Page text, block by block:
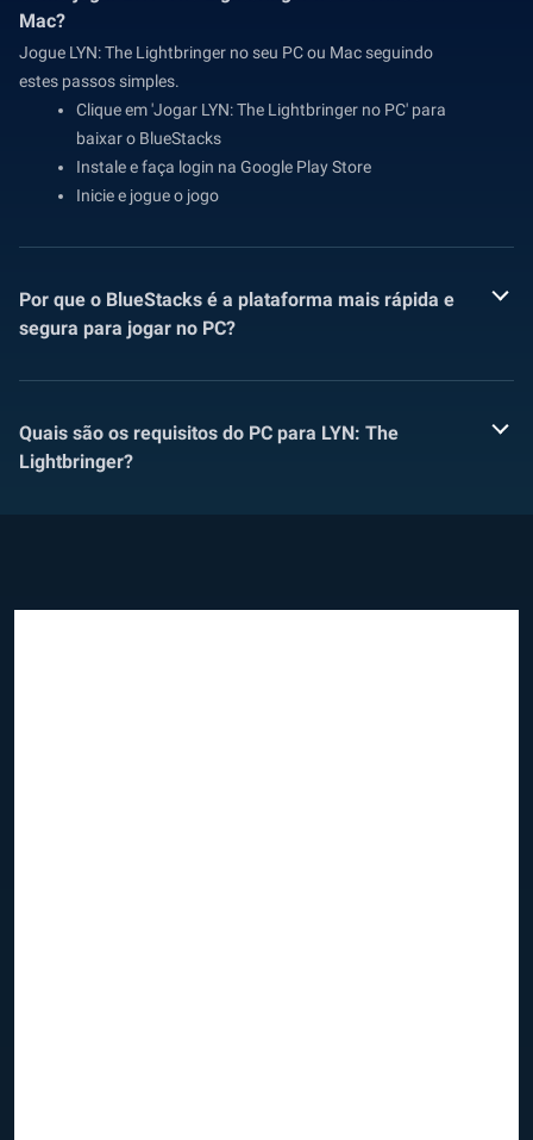
Mac?
Jogue LYN: The Lightbringer no seu PC ou Mac seguindo
estes passos simples.
Clique em 'Jogar LYN: The Lightbringer no PC' para
baixar o BlueStacks
Instale e faça login na Google Play Store
Inicie e jogue o jogo
Por que o BlueStacks é a plataforma mais rápida e
segura para jogar no PC?
Quais são os requisitos do PC para LYN: The
Lightbringer?